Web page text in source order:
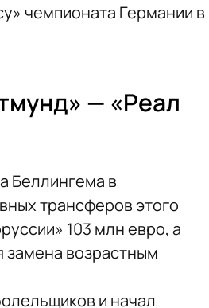
чемпионата Германии в
— «Реал
Беллингема в
трансферов этого
103 млн евро, а
замена возрастным
и начал